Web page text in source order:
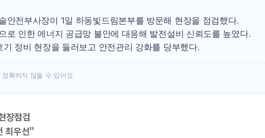
용산공원·그린벨트로 또 충돌…반
안전부사장이 1일 하동빛드림본부를 방문해 현장을 점검했다.
로 인한 에너지 공급망 불안에 대응해 발전설비 신뢰도를 높였다.
기 정비 현장을 둘러보고 안전관리 강화를 당부했다.
확하지 않을 수 있어요.
장점검
최우선"